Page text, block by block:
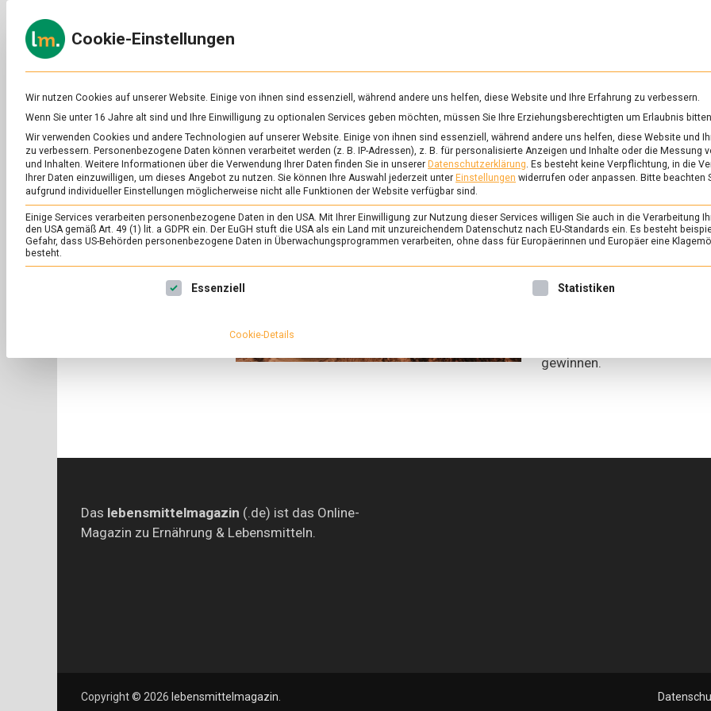
to
content
zu
&
Ernährung
SCHLAGWORT: REISEN
KULTUR
Über den Tellerrand
bei den Beduinen
Johannes
Eine Woche lang fuhr der
Eindruck von der Esskultur
gewinnen.
Das lebensmittelmagazin (.de) ist das Online-
Magazin zu Ernährung & Lebensmitteln.
Copyright © 2026 lebensmittelmagazin
Cookie-Einstellungen
Wir nutzen Cookies auf unserer Website. Einige von ihnen sind essenziell, während andere uns helfen, diese Website und Ihre Erfahrung zu verbessern.
Wenn Sie unter 16 Jahre alt sind und Ihre Einwilligung zu optionalen Services geben möchten, müssen Sie Ihre Erziehungsberechtigten um Erlaubnis
Wir verwenden Cookies und andere Technologien auf unserer Website. Einige von ihnen sind essenziell, während andere uns helfen, diese Website und
zu verbessern. Personenbezogene Daten können verarbeitet werden (z. B. IP-Adressen), z. B. für personalisierte Anzeigen und Inhalte oder die Messung
und Inhalten. Weitere Informationen über die Verwendung Ihrer Daten finden Sie in unserer Datenschutzerklärung. Es besteht keine Verpflichtung, in die
Ihrer Daten einzuwilligen, um dieses Angebot zu nutzen. Sie können Ihre Auswahl jederzeit unter Einstellungen widerrufen oder anpassen. Bitte beachten
aufgrund individueller Einstellungen möglicherweise nicht alle Funktionen der Website verfügbar sind.
Einige Services verarbeiten personenbezogene Daten in den USA. Mit Ihrer Einwilligung zur Nutzung dieser Services willigen Sie auch in die Verarbeitung
den USA gemäß Art. 49 (1) lit. a GDPR ein. Der EuGH stuft die USA als ein Land mit unzureichendem Datenschutz nach EU-Standards ein. Es besteht
Gefahr, dass US-Behörden personenbezogene Daten in Überwachungsprogrammen verarbeiten, ohne dass für Europäerinnen und Europäer eine
besteht.
Es folgt eine Liste der Service-Gruppen, für die eine Einwilligung erteilt werden kann. Die erste Service-Gruppe ist
Essenziell Statistiken
Cookie-Details